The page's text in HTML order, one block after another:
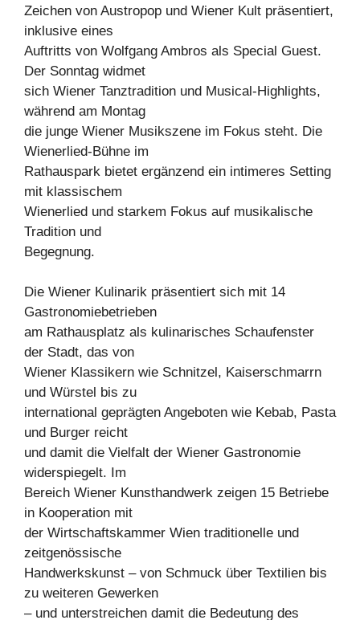
Zeichen von Austropop und Wiener Kult präsentiert,
inklusive eines
Auftritts von Wolfgang Ambros als Special Guest.
Der Sonntag widmet
sich Wiener Tanztradition und Musical-Highlights,
während am Montag
die junge Wiener Musikszene im Fokus steht. Die
Wienerlied-Bühne im
Rathauspark bietet ergänzend ein intimeres Setting
mit klassischem
Wienerlied und starkem Fokus auf musikalische
Tradition und
Begegnung.
Die Wiener Kulinarik präsentiert sich mit 14
Gastronomiebetrieben
am Rathausplatz als kulinarisches Schaufenster
der Stadt, das von
Wiener Klassikern wie Schnitzel, Kaiserschmarrn
und Würstel bis zu
international geprägten Angeboten wie Kebab, Pasta
und Burger reicht
und damit die Vielfalt der Wiener Gastronomie
widerspiegelt. Im
Bereich Wiener Kunsthandwerk zeigen 15 Betriebe
in Kooperation mit
der Wirtschaftskammer Wien traditionelle und
zeitgenössische
Handwerkskunst – von Schmuck über Textilien bis
zu weiteren Gewerken
– und unterstreichen damit die Bedeutung des